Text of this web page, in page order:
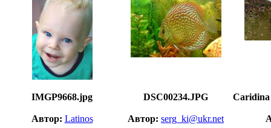
IMGP9668.jpg
Автор: Latinos
DSC00234.JPG
Автор: serg_ki@ukr.net
Caridina